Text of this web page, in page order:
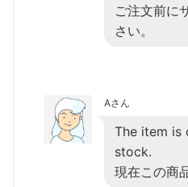
ご注文前に
さい。
Aさん
The item is
stock.
現在この商